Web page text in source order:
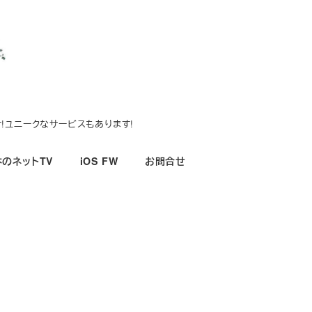
ニークなサービスもあります!
ネットTV iOS FW お問合せ